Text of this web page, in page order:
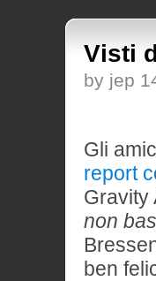
Visti
by jep
Gli
report
Gravity
non
ben